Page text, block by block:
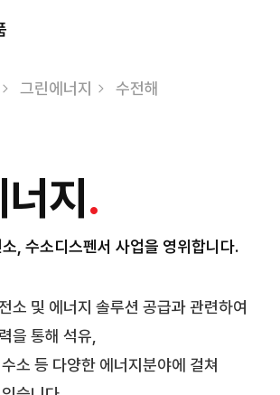
그린에너지 수전해
지 .
, 수소디스펜서 사업을 영위합니다.
소 및 에너지 솔루션 공급과 관련하여
을 통해 석유,
소 등 다양한 에너지분야에 걸쳐